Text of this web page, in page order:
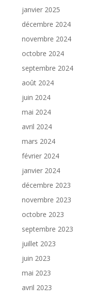
janvier 2025
décembre 2024
novembre 2024
octobre 2024
septembre 2024
août 2024
juin 2024
mai 2024
avril 2024
mars 2024
février 2024
janvier 2024
décembre 2023
novembre 2023
octobre 2023
septembre 2023
juillet 2023
juin 2023
mai 2023
avril 2023